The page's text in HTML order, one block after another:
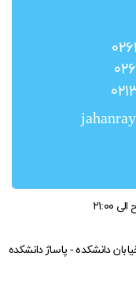
دانشکده - پاساژ دانشکده